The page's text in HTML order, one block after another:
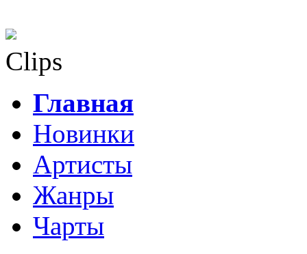
Clips
Главная
Новинки
Артисты
Жанры
Чарты